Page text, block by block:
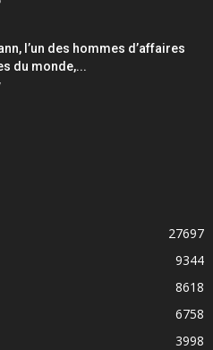
l’un des hommes d’affaires
du monde,...
27697
9344
8618
6758
3998